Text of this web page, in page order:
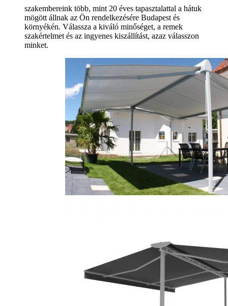
szakembereink több, mint 20 éves tapasztalattal a hátuk
mögött állnak az Ön rendelkezésére Budapest és
környékén. Válassza a kiváló minőséget, a remek
szakértelmet és az ingyenes kiszállítást, azaz válasszon
minket.